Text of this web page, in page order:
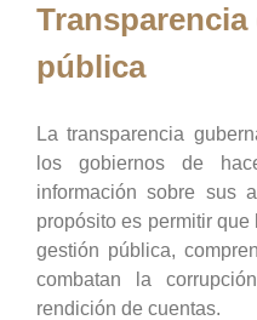
pública
La transparencia
los gobiernos de
información sobre sus
propósito es permitir
gestión pública,
combatan la
rendición de cuentas.